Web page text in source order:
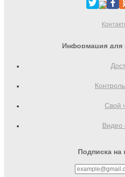
Информация для
Свой
Видео
Подписка на